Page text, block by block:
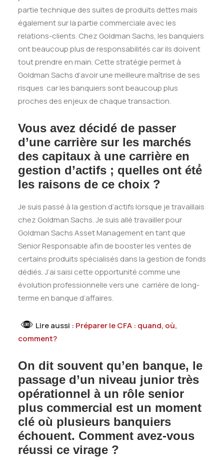
partie technique des suites de produits dettes mais
également sur la partie commerciale avec les
relations-clients. Chez Goldman Sachs, les banquiers
ont beaucoup plus de responsabilités car ils doivent
tout prendre en main. Cette stratégie permet à
Goldman Sachs d’avoir une meilleure maîtrise de ses
risques car les banquiers sont beaucoup plus
proches des enjeux de chaque transaction.
Vous avez décidé de passer
d’une carrière sur les marchés
des capitaux à une carrière en
gestion d’actifs ; quelles ont été́
les raisons de ce choix ?
Je suis passé à la gestion d’actifs lorsque je travaillais
chez Goldman Sachs. Je suis allé travailler pour
Goldman Sachs Asset Management en tant que
Senior Responsable afin de booster les ventes de
certains produits spécialisés dans la gestion de fonds
dédiés. J’ai saisi cette opportunité comme une
évolution professionnelle vers une carrière de long-
terme en banque d’affaires.
Lire aussi : Préparer le CFA : quand, où,
comment?
On dit souvent qu’en banque, le
passage d’un niveau junior très
opérationnel à un rôle senior
plus commercial est un moment
clé où plusieurs banquiers
échouent. Comment avez-vous
réussi ce virage ?